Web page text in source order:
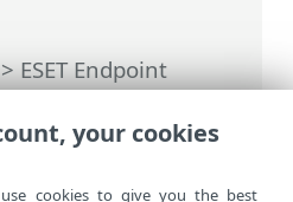
ESET Endpoint
avançada>
excluídos do
your cookies
cookies to give you the best